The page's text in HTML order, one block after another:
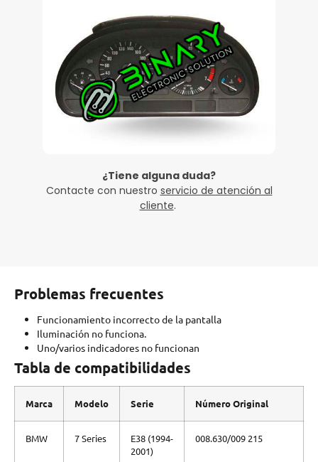
¿Tiene alguna duda?
Contacte con nuestro servicio de atención al
cliente.
Problemas frecuentes
Funcionamiento incorrecto de la pantalla
Iluminación no funciona.
Uno/varios indicadores no funcionan
Tabla de compatibilidades
Marca Modelo Serie Número Original
BMW 7 Series
E38 (1994-
2001)
008.630/009 215